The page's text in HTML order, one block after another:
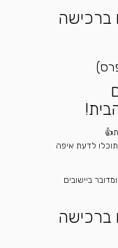
(חינם ברכישה
לדעת איפה
במידה ומדובר ביישובים
(חינם ברכישה